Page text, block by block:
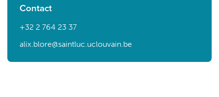
Contact
+32 2 764 23 37
alix.blore@saintluc.uclouvain.be